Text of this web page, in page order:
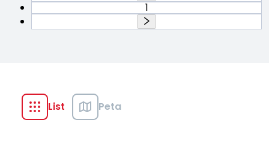
1
List Peta